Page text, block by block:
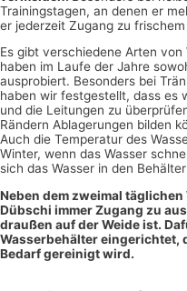
Trainingstagen, an denen er
er jederzeit Zugang zu
Es gibt verschiedene Arten
haben im Laufe der Jahre
ausprobiert. Besonders bei
haben wir festgestellt, dass es
und die Leitungen zu
Rändern Ablagerungen bilden
Auch die Temperatur des
Winter, wenn das Wasser
sich das Wasser in den
Neben dem zweimal
Dübschi immer Zugang zu
draußen auf der Weide ist.
Wasserbehälter eingerichtet,
Bedarf gereinigt wird.